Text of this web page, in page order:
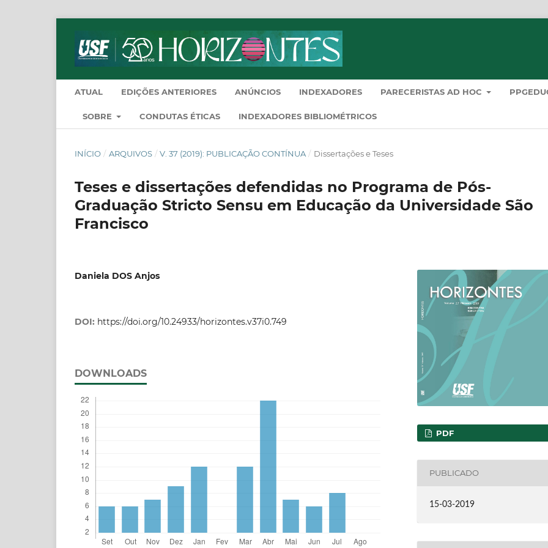
ATUAL EDIÇÕES ANTERIORES ANÚNCIOS INDEXADORES PARECERISTAS AD HOC
SOBRE CONDUTAS ÉTICAS INDEXADORES BIBLIOMÉTRICOS
INÍCIO / ARQUIVOS / V. 37 (2019): PUBLICAÇÃO CONTÍNUA / Dissertações e Teses
Teses e dissertações defendidas no Programa de Pós-
Graduação Stricto Sensu em Educação da Universidade São
Francisco
Daniela DOS Anjos
DOI: https://doi.org/10.24933/horizontes.v37i0.749
DOWNLOADS
PDF
PUBLICADO
15-03-2019